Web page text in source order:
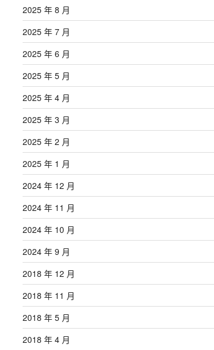
2025 年 8 月
2025 年 7 月
2025 年 6 月
2025 年 5 月
2025 年 4 月
2025 年 3 月
2025 年 2 月
2025 年 1 月
2024 年 12 月
2024 年 11 月
2024 年 10 月
2024 年 9 月
2018 年 12 月
2018 年 11 月
2018 年 5 月
2018 年 4 月